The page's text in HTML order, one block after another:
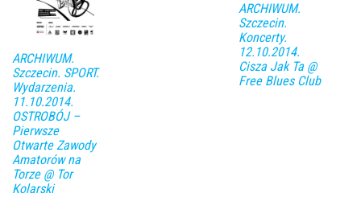
ARCHIWUM.
Szczecin. SPORT.
Wydarzenia.
11.10.2014.
OSTROBÓJ –
Pierwsze
Otwarte Zawody
Amatorów na
Torze @ Tor
Kolarski
ARCHIWUM.
Szczecin.
Koncerty.
12.10.2014.
Cisza Jak Ta @
Free Blues Club